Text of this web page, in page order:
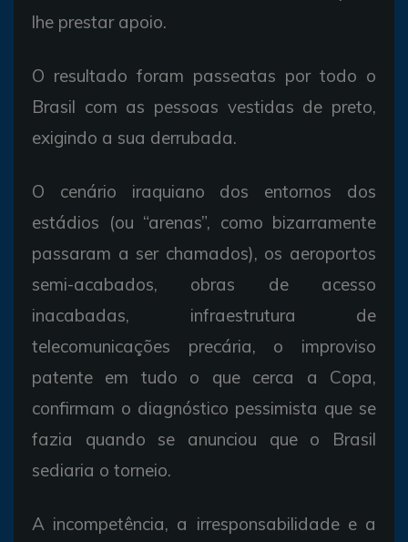
lhe prestar apoio.
O resultado foram passeatas por todo o
Brasil com as pessoas vestidas de preto,
exigindo a sua derrubada.
O cenário iraquiano dos entornos dos
estádios (ou “arenas”, como bizarramente
passaram a ser chamados), os aeroportos
semi-acabados, obras de acesso
inacabadas, infraestrutura de
telecomunicações precária, o improviso
patente em tudo o que cerca a Copa,
confirmam o diagnóstico pessimista que se
fazia quando se anunciou que o Brasil
sediaria o torneio.
A incompetência, a irresponsabilidade e a